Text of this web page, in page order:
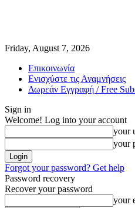
Friday, August 7, 2026
Επικοινωνία
Ενισχύστε τις Αναμνήσεις
Δωρεάν Εγγραφή / Free
Sign in
Welcome! Log into your account
your
your
Forgot your password? Get help
Password recovery
Recover your password
your